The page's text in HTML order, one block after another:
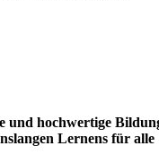
und hochwertige
Lernens für alle